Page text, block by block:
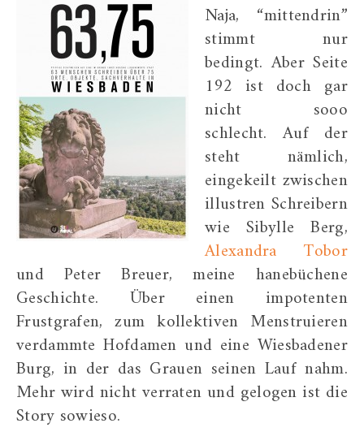
Naja, “mittendrin”
stimmt nur
bedingt. Aber Seite
192 ist doch gar
nicht sooo
schlecht. Auf der
steht nämlich,
eingekeilt zwischen
illustren Schreibern
wie Sibylle Berg,
Alexandra Tobor
und Peter Breuer, meine hanebüchene
Geschichte. Über einen impotenten
Frustgrafen, zum kollektiven Menstruieren
verdammte Hofdamen und eine Wiesbadener
Burg, in der das Grauen seinen Lauf nahm.
Mehr wird nicht verraten und gelogen ist die
Story sowieso.